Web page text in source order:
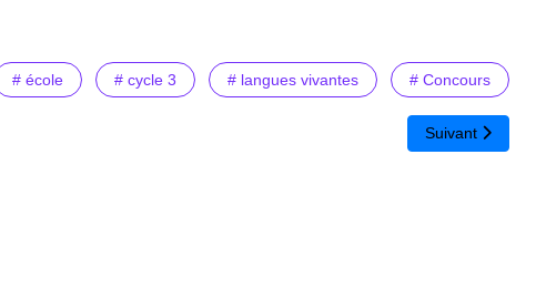
# école # cycle 3 # langues vivantes # Concours
Article suivant
Suivant